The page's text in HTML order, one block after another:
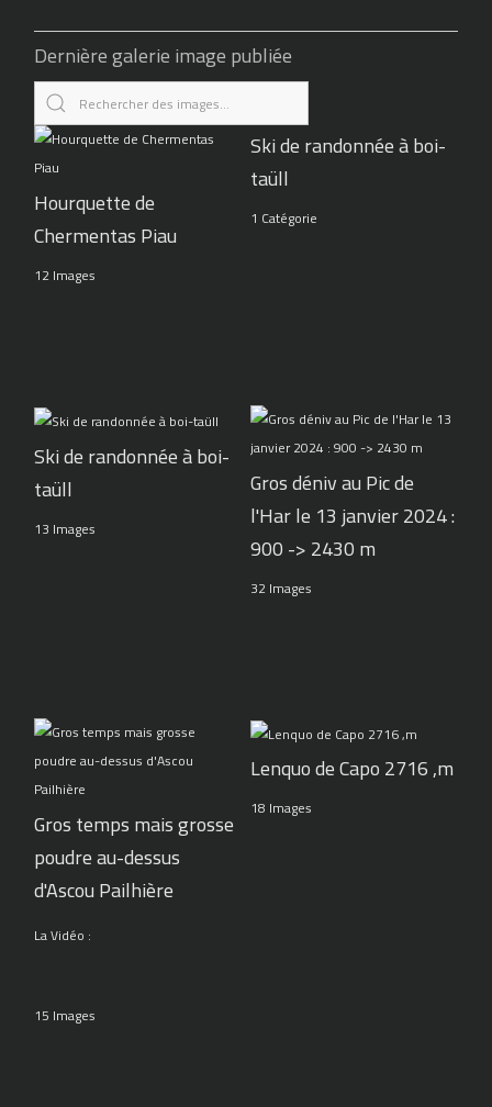
Dernière galerie image publiée
Hourquette de
Chermentas Piau
12 Images
Ski de randonnée à boi-
taüll
1 Catégorie
Ski de randonnée à boi-
taüll
13 Images
Gros déniv au Pic de
l'Har le 13 janvier 2024 :
900 -> 2430 m
32 Images
Gros temps mais grosse
poudre au-dessus
d'Ascou Pailhière
La Vidéo :
15 Images
Lenquo de Capo 2716 ,m
18 Images